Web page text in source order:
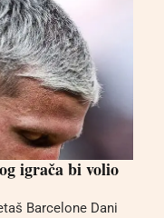
igrača bi volio
Barcelone Dani